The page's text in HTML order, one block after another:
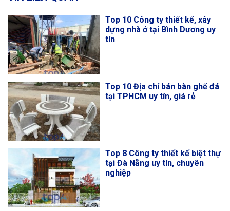
Top 10 Công ty thiết kế, xây
dựng nhà ở tại Bình Dương uy
tín
Top 10 Địa chỉ bán bàn ghế đá
tại TPHCM uy tín, giá rẻ
Top 8 Công ty thiết kế biệt thự
tại Đà Nẵng uy tín, chuyên
nghiệp